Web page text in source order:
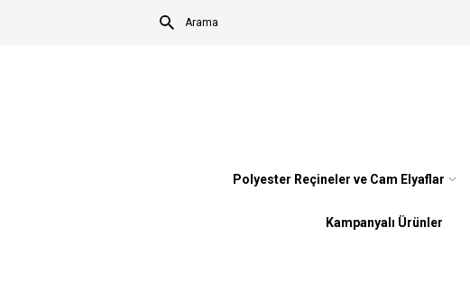
Polyester Reçineler ve Cam Elyaflar
Kampanyalı Ürünler